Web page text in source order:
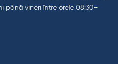
până vineri între orele 08:30–